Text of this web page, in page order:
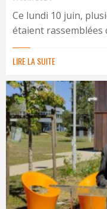
Ce lundi 10 juin,
étaient rassemblées
LIRE LA SUITE